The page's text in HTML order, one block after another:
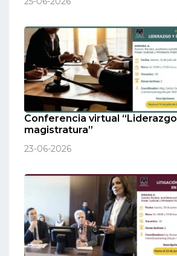
Conferencia virtual
magistratura”
23-06-2026